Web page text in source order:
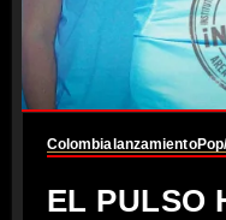
Colombialanzamiento
EL PULSO